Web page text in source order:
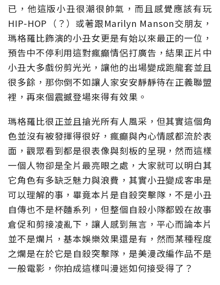
已，他這版小丑很潮很帥氣，而且感覺應該有玩
HIP-HOP（？）或著跟Marilyn Manson交朋友，
瑪格羅比飾演的小丑女更是有始以來最正的一位，
預告中不停利用這對瘋癲情侶打廣告，結果正片中
小丑大多戲份剪光光，讓他的出場變成跑龍套並且
很多餘，那你倒不如讓人家安安靜靜待在正義聯盟
裡，再來個震撼登場來得有效果。
瑪格羅比很正並且搶光所有人風采，但其實這個角
色並沒有被發揮得很好，瘋癲與內心情感都流於表
面，觀眾看到都是很表像與刻板的呈現，然而這樣
一個人物卻是全片最亮眼之處，大家就可以明白其
它角色有多缺乏魅力與浪費，其實小丑變成客串是
可以理解的事，畢竟本片是自殺突擊隊，不是小丑
自傳也不是杯麵系列，但整個自殺小隊都毀在故事
倉促和剪接凌亂下，讓人感到無言，平心而論本片
並不是爛片，基本娛樂效果還是有，然而某種程度
之爛是在於它是自殺突擊隊，是美漫改編作品不是
一般電影，你拍成這樣叫漫迷如何接受得了？